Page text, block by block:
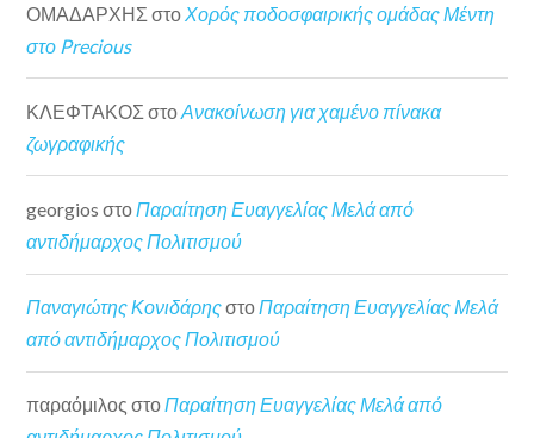
ΟΜΑΔΑΡΧΗΣ στο Χορός ποδοσφαιρικής ομάδας Μέντη
στο Precious
ΚΛΕΦΤΑΚΟΣ στοΑνακοίνωση για χαμένο πίνακα
ζωγραφικής
georgios στοΠαραίτηση Ευαγγελίας Μελά από
αντιδήμαρχος Πολιτισμού
Παναγιώτης ΚονιδάρηςστοΠαραίτηση Ευαγγελίας Μελά
από αντιδήμαρχος Πολιτισμού
παραόμιλος στοΠαραίτηση Ευαγγελίας Μελά από